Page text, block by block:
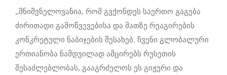
„მნიშვნელოვანია, რომ გვქონდეს საერთო გაგება
ძირითადი გამოწვევებისა და მათზე რეაგირების
კონკრეტული ნაბიჯების შესახებ. ჩვენი გლობალური
ერთიანობა ნამდვილად ამცირებს რუსეთის
შესაძლებლობას, გააგრძელოს ეს გიჟური და